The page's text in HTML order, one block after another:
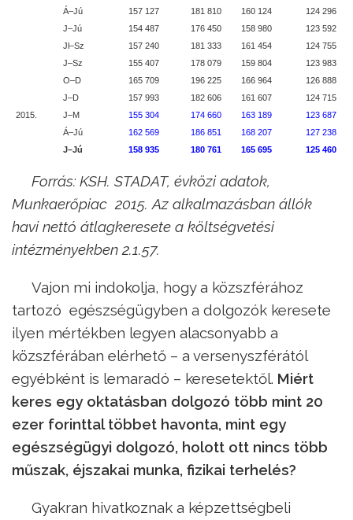
Á–Jú
157 127 181 810 160 124
124 296
J–Jú
154 487 176 450 158 980
123 592
Jl–Sz
157 240 181 333 161 454
124 755
J–Sz
155 407 178 079 159 804
123 983
O–D
165 709 196 225 166 964
126 888
J–D
157 993 182 606 161 607
124 715
2015.
J–M 155 304 174 660 163 189
123 687
Á–Jú
162 569 186 851 168 207
127 238
J–Jú
158 935 180 761 165 695 125 460
Forrás: KSH. STADAT, évközi adatok,
Munkaerőpiac 2015. Az alkalmazásban állók
havi nettó átlagkeresete a költségvetési
intézményekben 2.1.57.
Vajon mi indokolja, hogy a közszférához
tartozó egészségügyben a dolgozók keresete
ilyen mértékben legyen alacsonyabb a
közszférában elérhető – a versenyszférától
egyébként is lemaradó – keresetektől. Miért
keres egy oktatásban dolgozó több mint 20
ezer forinttal többet havonta, mint egy
egészségügyi dolgozó, holott ott nincs több
műszak, éjszakai munka, fizikai terhelés?
Gyakran hivatkoznak a képzettségbeli